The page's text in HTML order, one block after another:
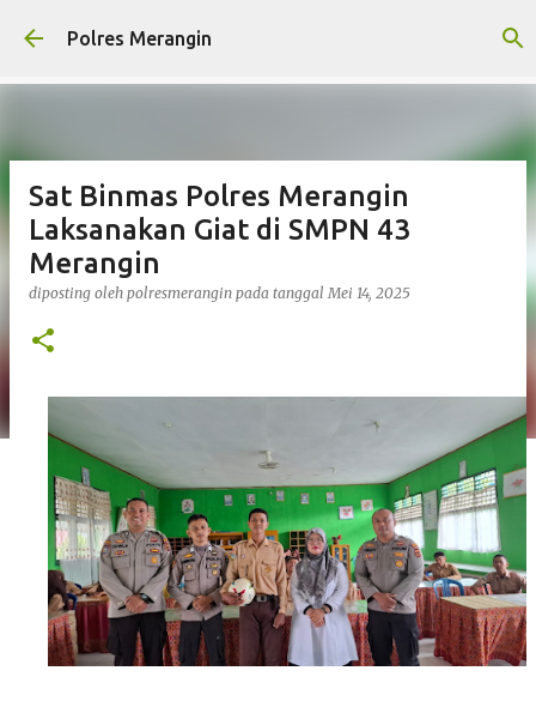
Langsung ke konten utama
Polres Merangin
Sat Binmas Polres Merangin
Laksanakan Giat di SMPN 43
Merangin
diposting oleh polresmerangin pada tanggalMei 14, 2025